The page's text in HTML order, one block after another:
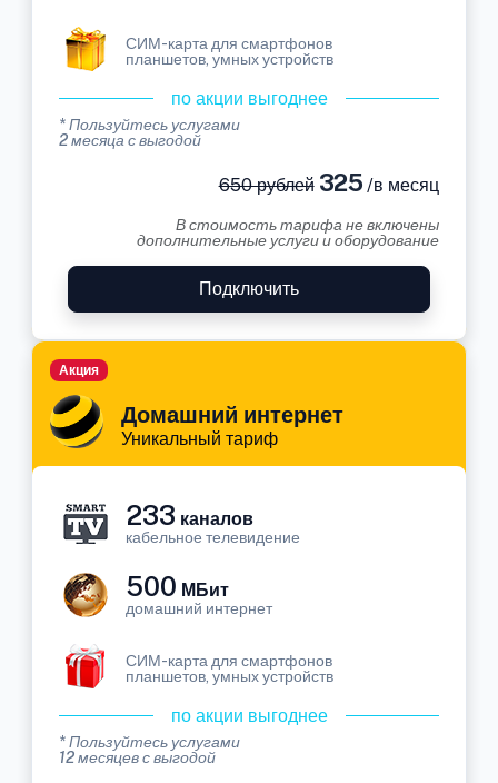
СИМ-карта для смартфонов
планшетов, умных устройств
по акции выгоднее
* Пользуйтесь услугами
2 месяца с выгодой
650 рублей325 /в месяц
В стоимость тарифа не включены
дополнительные услуги и оборудование
Подключить
Домашний интернет
Уникальный тариф
Акция
233 каналов
кабельное телевидение
500 МБит
домашний интернет
СИМ-карта для смартфонов
планшетов, умных устройств
по акции выгоднее
* Пользуйтесь услугами
12 месяцев с выгодой